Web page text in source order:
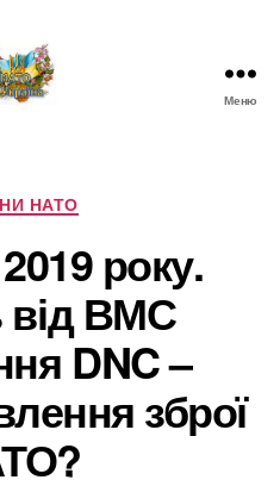
Новини
про
НАТО
в
Україні
Меню
Категорії
НАТО
року.
ВМС
DNC –
зброї